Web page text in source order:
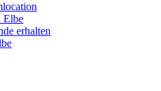
Elbe
erhalten